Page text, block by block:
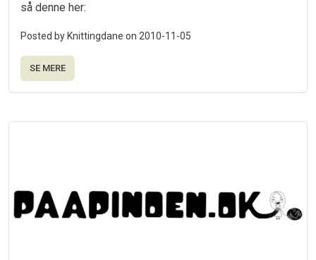
så denne her:
Posted by Knittingdane on 2010-11-05
SE MERE